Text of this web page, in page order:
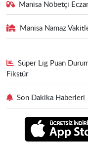
Manisa Nöbetçi
Manisa Namaz
Süper Lig Puan
Fikstür
Son Dakika Haberleri